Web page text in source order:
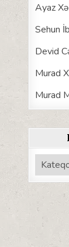
Ayaz
Sehun
Devid
Murad
Murad